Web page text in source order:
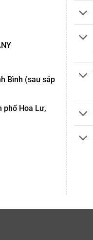
Bình (sau sáp
phố Hoa Lư,